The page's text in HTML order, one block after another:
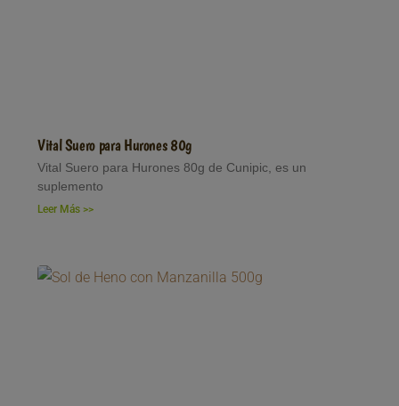
Vital Suero para Hurones 80g
Vital Suero para Hurones 80g de Cunipic, es un
suplemento
Leer Más >>